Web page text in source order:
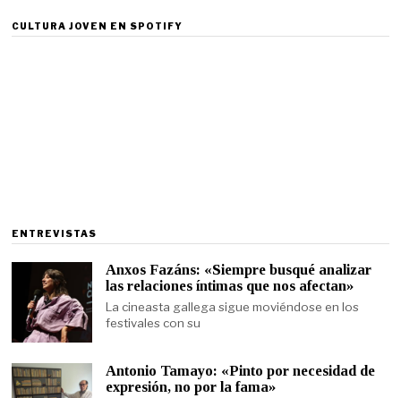
CULTURA JOVEN EN SPOTIFY
ENTREVISTAS
Anxos Fazáns: «Siempre busqué analizar
las relaciones íntimas que nos afectan»
La cineasta gallega sigue moviéndose en los
festivales con su
Antonio Tamayo: «Pinto por necesidad de
expresión, no por la fama»